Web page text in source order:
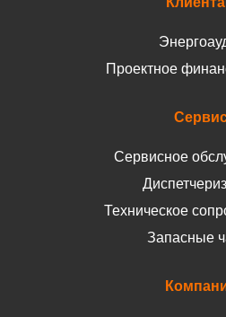
Проектное
Сервисное
Техническое
Запасные